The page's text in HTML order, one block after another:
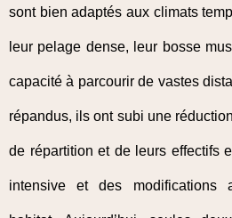
sont bien adaptés aux climats
leur pelage dense, leur bosse
capacité à parcourir de vastes
répandus, ils ont subi une
de répartition et de leurs effectifs
intensive et des modifications